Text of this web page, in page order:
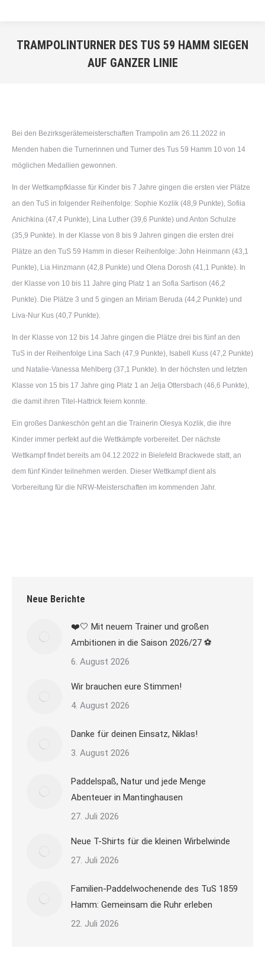
TRAMPOLINTURNER DES TUS 59 HAMM SIEGEN
AUF GANZER LINIE
Bei den Bezirksgerätemeisterschaften Trampolin am 26.11.2022 in
Menden haben die Turnerinnen und Turner des Tus 59 Hamm 10 von 14
möglichen Medallien gewonnen.
In der Wettkampfklasse für Kinder bis 7 Jahre gingen die ersten vier Plätze
an den TuS in folgender Reihenfolge: Sophie Kozlik (48,9 Punkte), Sofiia
Anichkina (47,4 Punkte), Lina Luther (39,6 Punkte) und Anton Schulze
(35,9 Punkte). In der Klasse von 8 bis 9 Jahren gingen die ersten drei
Plätze an den TuS 59 Hamm in dieser Reihenfolge: John Heinmann (43,1
Punkte), Lia Hinzmann (42,8 Punkte) und Olena Dorosh (41,1 Punkte). In
der Klasse von 10 bis 11 Jahre ging Platz 1 an Sofia Sartison (46,2
Punkte). Die Plätze 3 und 5 gingen an Miriam Beruda (44,2 Punkte) und
Liva-Nur Kus (40,7 Punkte).
In der Klasse von 12 bis 14 Jahre gingen die Plätze drei bis fünf an den
TuS in der Reihenfolge Lina Sach (47,9 Punkte), Isabell Kuss (47,2 Punkte)
und Natalie-Vanessa Mehlberg (37,1 Punkte). In der höchsten und letzten
Klasse von 15 bis 17 Jahre ging Platz 1 an Jelja Ottersbach (46,6 Punkte),
die damit ihren Titel-Hattrick feiern konnte.
Ein großes Dankeschön geht an die Trainerin Olesya Kozlik, die ihre
Kinder immer perfekt auf die Wettkämpfe vorbereitet. Der nächste
Wettkampf findet bereits am 04.12.2022 in Bielefeld Brackwede statt, an
dem fünf Kinder teilnehmen werden. Dieser Wettkampf dient als
Vorbereitung für die NRW-Meisterschaften im kommenden Jahr.
Neue Berichte
❤️🤍 Mit neuem Trainer und großen
Ambitionen in die Saison 2026/27 ⚽
6. August 2026
Wir brauchen eure Stimmen!
4. August 2026
Danke für deinen Einsatz, Niklas!
3. August 2026
Paddelspaß, Natur und jede Menge
Abenteuer in Mantinghausen
27. Juli 2026
Neue T-Shirts für die kleinen Wirbelwinde
27. Juli 2026
Familien-Paddelwochenende des TuS 1859
Hamm: Gemeinsam die Ruhr erleben
22. Juli 2026